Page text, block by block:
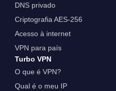
DNS privado
Criptografia AES-256
Acesso à internet
VPN para país
Turbo VPN
O que é VPN?
Qual é o meu IP